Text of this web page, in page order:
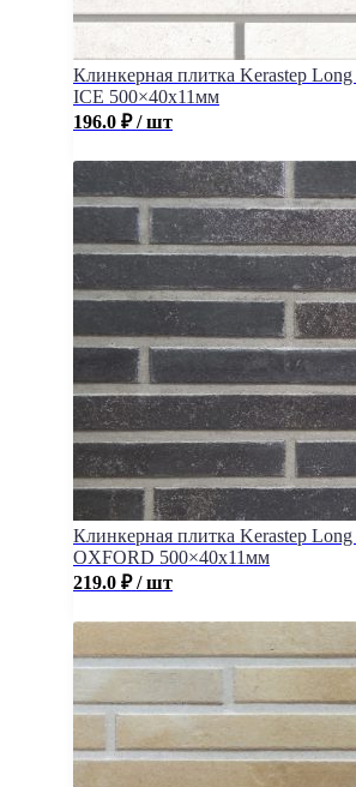
Клинкерная плитка Kerastep
ICE 500×40х11мм
196.0 ₽ / шт
Клинкерная плитка Kerastep
OXFORD 500×40х11мм
219.0 ₽ / шт